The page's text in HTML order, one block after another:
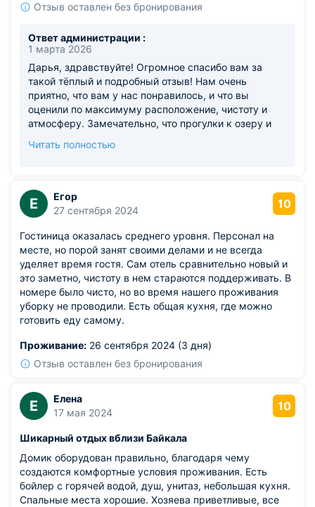
Отзыв оставлен без бронирования
Ответ администрации :
1 марта 2026
Дарья, здравствуйте! Огромное спасибо вам за
такой тёплый и подробный отзыв! Нам очень
приятно, что вам у нас понравилось, и что вы
оценили по максимуму расположение, чистоту и
атмосферу. Замечательно, что прогулки к озеру и
впечатления. Будем рады видеть вас снова в гостях
Читать полностью
Е
Егор
27 сентября 2024
10
Гостиница оказалась среднего уровня. Персонал на
месте, но порой занят своими делами и не всегда
уделяет время гостя. Сам отель сравнительно новый и
это заметно, чистоту в нем стараются поддерживать. В
номере было чисто, но во время нашего проживания
уборку не проводили. Есть общая кухня, где можно
готовить еду самому.
Проживание: 26 сентября 2024 (3 дня)
Отзыв оставлен без бронирования
Е
Елена
17 мая 2024
10
Шикарный отдых вблизи Байкала
Домик оборудован правильно, благодаря чему
создаются комфортные условия проживания. Есть
бойлер с горячей водой, душ, унитаз, небольшая кухня.
Спальные места хорошие. Хозяева приветливые, все